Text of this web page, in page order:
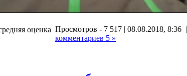
оценка Просмотров - 7 517 | 08.08.2018, 8:36 |
комментариев 5 »